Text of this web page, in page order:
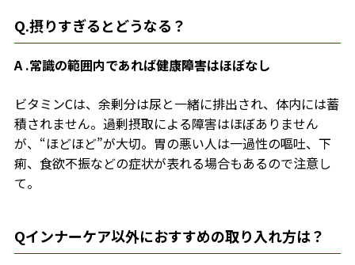
Q.摂りすぎるとどうなる？
A .常識の範囲内であれば健康障害はほぼなし
ビタミンCは、余剰分は尿と一緒に排出され、体内には蓄
積されません。過剰摂取による障害はほぼありません
が、“ほどほど”が大切。胃の悪い人は一過性の嘔吐、下
痢、食欲不振などの症状が表れる場合もあるので注意し
て。
Qインナーケア以外におすすめの取り入れ方は？